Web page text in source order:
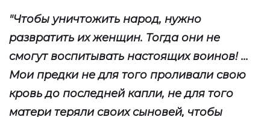
"Чтобы уничтожить народ, нужно
развратить их женщин. Тогда они не
смогут воспитывать настоящих воинов! ...
Мои предки не для того проливали свою
кровь до последней капли, не для того
матери теряли своих сыновей, чтобы